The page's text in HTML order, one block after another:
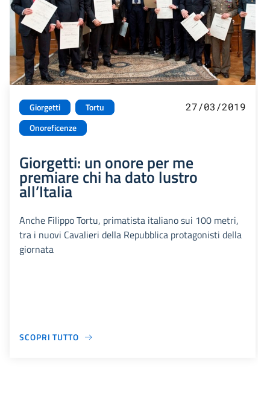
Giorgetti
Tortu
Onoreficenze
27/03/2019
Giorgetti: un onore per me
premiare chi ha dato lustro
all’Italia
Anche Filippo Tortu, primatista italiano sui 100 metri,
tra i nuovi Cavalieri della Repubblica protagonisti della
giornata
SCOPRI TUTTO